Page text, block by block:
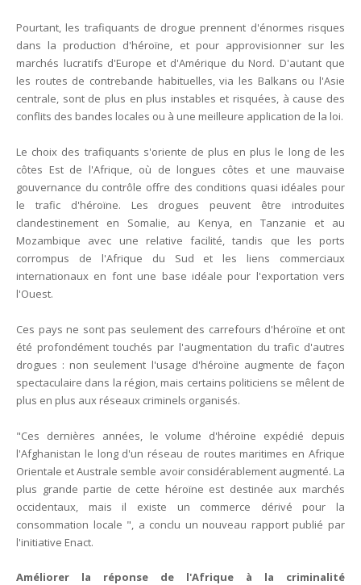
Tourisme : l'Afrique fait le pari du luxe et de la durabilité
Unknown
-May 03 2026
Economie : quand le roi dollar grince
Unknown-Apr 26 2026
Tourisme : le Maroc confirme sa vitalité
Unknown-Aug 07 2026
Pourtant, les trafiquants de drogue prennent d'énormes risques
dans la production d'héroïne, et pour approvisionner sur les
marchés lucratifs d'Europe et d'Amérique du Nord. D'autant que
les routes de contrebande habituelles, via les Balkans ou l'Asie
centrale, sont de plus en plus instables et risquées, à cause des
conflits des bandes locales ou à une meilleure application de la loi.
Le choix des trafiquants s'oriente de plus en plus le long de les
côtes Est de l'Afrique, où de longues côtes et une mauvaise
gouvernance du contrôle offre des conditions quasi idéales pour
le trafic d'héroïne. Les drogues peuvent être introduites
clandestinement en Somalie, au Kenya, en Tanzanie et au
Mozambique avec une relative facilité, tandis que les ports
corrompus de l'Afrique du Sud et les liens commerciaux
internationaux en font une base idéale pour l'exportation vers
l'Ouest.
Ces pays ne sont pas seulement des carrefours d'héroïne et ont
été profondément touchés par l'augmentation du trafic d'autres
drogues : non seulement l'usage d'héroïne augmente de façon
spectaculaire dans la région, mais certains politiciens se mêlent de
plus en plus aux réseaux criminels organisés.
"Ces dernières années, le volume d'héroïne expédié depuis
l'Afghanistan le long d'un réseau de routes maritimes en Afrique
Orientale et Australe semble avoir considérablement augmenté. La
plus grande partie de cette héroïne est destinée aux marchés
occidentaux, mais il existe un commerce dérivé pour la
consommation locale ", a conclu un nouveau rapport publié par
l'initiative Enact.
Améliorer la réponse de l'Afrique à la criminalité